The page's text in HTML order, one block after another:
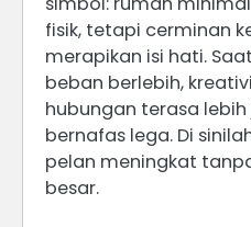
fisik, tetapi cerminan
merapikan isi hati.
beban berlebih,
hubungan terasa lebih
bernafas lega. Di
pelan meningkat
besar.